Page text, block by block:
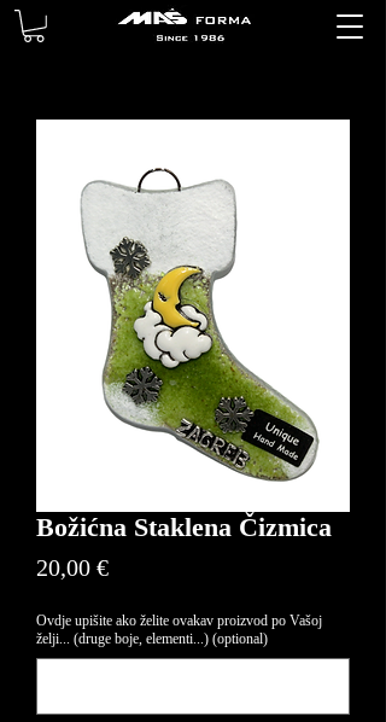
Božićna Staklena Čizmica
20,00 €Price
Ovdje upišite ako želite ovakav proizvod po Vašoj
želji... (druge boje, elementi...) (optional)